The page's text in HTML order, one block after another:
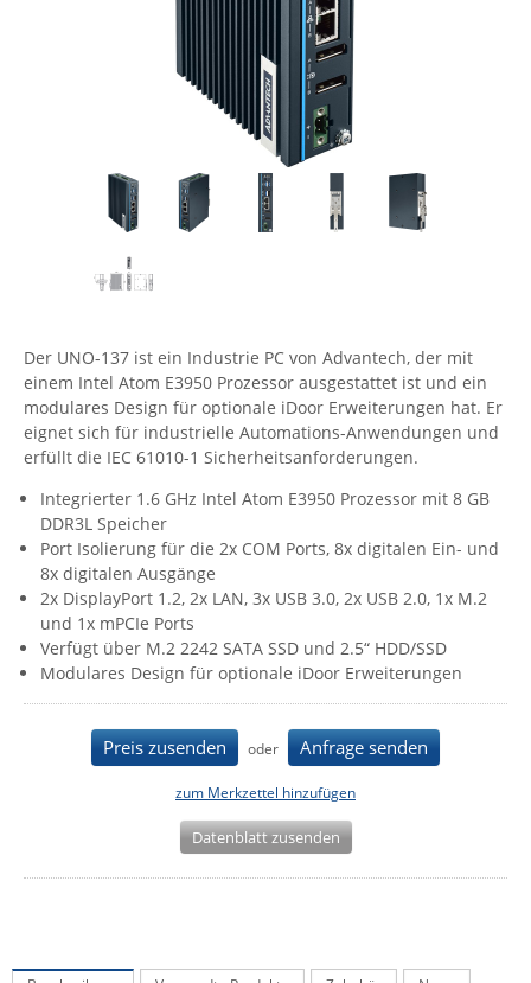
IPC, Industrielle Netzwerktechnik & WLAN
Industrielle Netzwerktechnik / Kommunikation
Wi-Fi - WLAN - Wireless
IT Netzwerktechnik / Kommunikation
Serverräume
RMA / Rücksendung / Support
Contemporary Controls
Enginko - mcf88
Fokus Technologies
Gude
Guntermann & Drunck
High Sec Labs
Icron
IEC Lock
Ihse
Kerlink
Kramer Electronics
KVM TEC
PatchSee
Der UNO-137 ist ein Industrie PC von Advantech, der mit
einem Intel Atom E3950 Prozessor ausgestattet ist und ein
modulares Design für optionale iDoor Erweiterungen hat. Er
eignet sich für industrielle Automations-Anwendungen und
erfüllt die IEC 61010-1 Sicherheitsanforderungen.
Integrierter 1.6 GHz Intel Atom E3950 Prozessor mit 8 GB
DDR3L Speicher
Port Isolierung für die 2x COM Ports, 8x digitalen Ein- und
8x digitalen Ausgänge
2x DisplayPort 1.2, 2x LAN, 3x USB 3.0, 2x USB 2.0, 1x M.2
und 1x mPCIe Ports
Verfügt über M.2 2242 SATA SSD und 2.5“ HDD/SSD
Modulares Design für optionale iDoor Erweiterungen
Preis zusenden oder Anfrage senden
zum Merkzettel hinzufügen
Datenblatt zusenden